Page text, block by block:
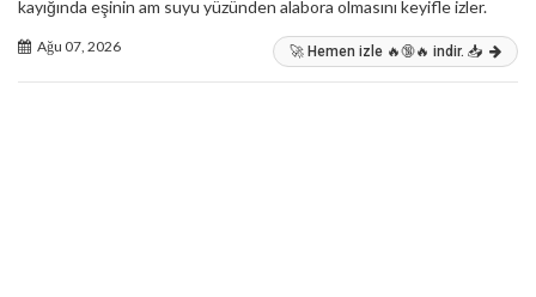
kayığında eşinin am suyu yüzünden alabora olmasını keyifle izler.
Ağu 07, 2026 🚀 Hemen izle 🔥🔞🔥 indir. 📥